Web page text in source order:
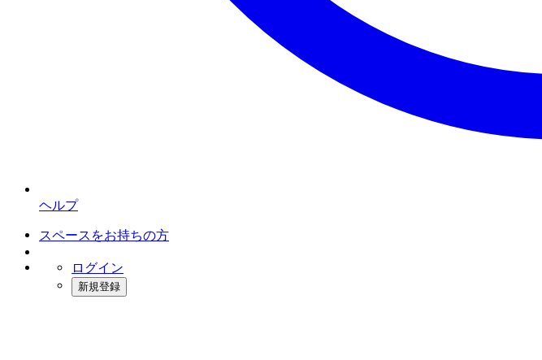
ヘルプ
スペースをお持ちの方
ログイン
新規登録